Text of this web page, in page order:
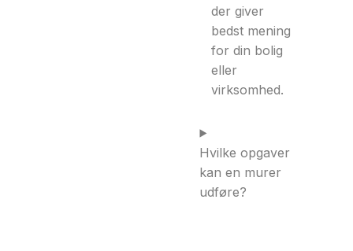
der giver
bedst mening
for din bolig
eller
virksomhed.
Hvilke opgaver
kan en murer
udføre?